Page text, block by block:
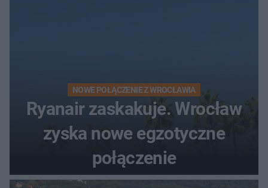
NOWE POŁĄCZENIE Z WROCŁAWIA
Ryanair zaskakuje. Wrocław
zyska nowe egzotyczne
połączenie